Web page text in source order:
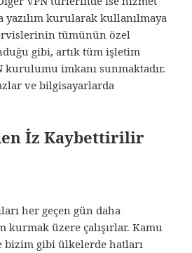
yazılım kurularak kullanılmaya
tümünün özel
gibi, artık tüm işletim
kurulumu imkanı sunmaktadır.
ve bilgisayarlarda
İz Kaybettirilir
her geçen gün daha
kurmak üzere çalışırlar. Kamu
gibi ülkelerde hatları